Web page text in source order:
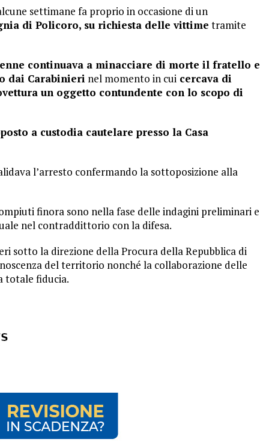
settimane fa proprio in occasione di un
di Policoro, su richiesta delle vittime tramite
continuava a minacciare di morte il fratello e
dai Carabinieri nel momento in cui cercava di
un oggetto contundente con lo scopo di
a custodia cautelare presso la Casa
l’arresto confermando la sottoposizione alla
finora sono nella fase delle indagini preliminari e
nel contraddittorio con la difesa.
sotto la direzione della Procura della Repubblica di
del territorio nonché la collaborazione delle
totale fiducia.